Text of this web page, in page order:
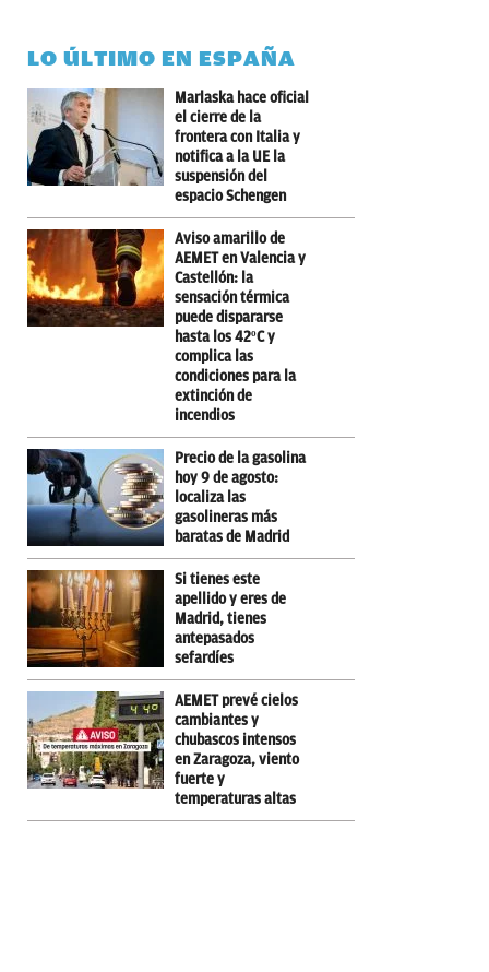
LO ÚLTIMO EN ESPAÑA
Marlaska hace oficial
el cierre de la
frontera con Italia y
notifica a la UE la
suspensión del
espacio Schengen
Aviso amarillo de
AEMET en Valencia y
Castellón: la
sensación térmica
puede dispararse
hasta los 42ºC y
complica las
condiciones para la
extinción de
incendios
Precio de la gasolina
hoy 9 de agosto:
localiza las
gasolineras más
baratas de Madrid
Si tienes este
apellido y eres de
Madrid, tienes
antepasados
sefardíes
AEMET prevé cielos
cambiantes y
chubascos intensos
en Zaragoza, viento
fuerte y
temperaturas altas